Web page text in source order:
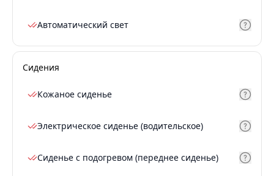
Автоматический свет
Сидения
Кожаное сиденье
Электрическое сиденье (водительское)
Сиденье с подогревом (переднее сиденье)